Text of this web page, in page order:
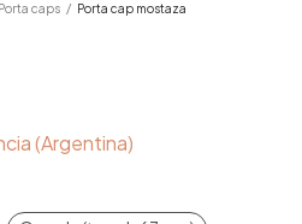
Porta caps / Porta cap mostaza
(Argentina)